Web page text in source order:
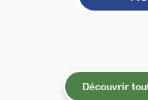
Découvrir